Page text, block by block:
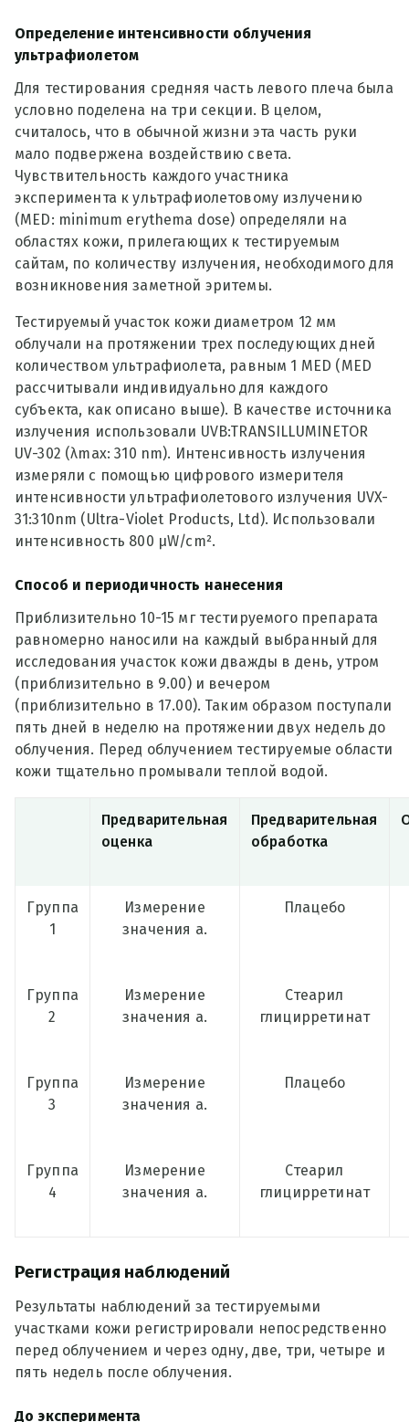
Определение интенсивности облучения
ультрафиолетом
Для тестирования средняя часть левого плеча была
условно поделена на три секции. В целом,
считалось, что в обычной жизни эта часть руки
мало подвержена воздействию света.
Чувствительность каждого участника
эксперимента к ультрафиолетовому излучению
(MED: minimum erythema dose) определяли на
областях кожи, прилегающих к тестируемым
сайтам, по количеству излучения, необходимого для
возникновения заметной эритемы.
Тестируемый участок кожи диаметром 12 мм
облучали на протяжении трех последующих дней
количеством ультрафиолета, равным 1 MED (MED
рассчитывали индивидуально для каждого
субъекта, как описано выше). В качестве источника
излучения использовали UVB:TRANSILLUMINETOR
UV-302 (λmax: 310 nm). Интенсивность излучения
измеряли с помощью цифрового измерителя
интенсивности ультрафиолетового излучения UVX-
31:310nm (Ultra-Violet Products, Ltd). Использовали
интенсивность 800 µW/cm².
Способ и периодичность нанесения
Приблизительно 10-15 мг тестируемого препарата
равномерно наносили на каждый выбранный для
исследования участок кожи дважды в день, утром
(приблизительно в 9.00) и вечером
(приблизительно в 17.00). Таким образом поступали
пять дней в неделю на протяжении двух недель до
облучения. Перед облучением тестируемые области
кожи тщательно промывали теплой водой.
Предварительная
оценка
Предварительная
обработка
Группа
1
Измерение
значения а.
Плацебо
Группа
2
Измерение
значения а.
Стеарил
глицирретинат
Группа
3
Измерение
значения а.
Плацебо
Группа
4
Измерение
значения а.
Стеарил
глицирретинат
Регистрация наблюдений
Результаты наблюдений за тестируемыми
участками кожи регистрировали непосредственно
перед облучением и через одну, две, три, четыре и
пять недель после облучения.
До эксперимента